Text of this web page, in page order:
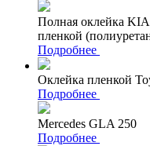
Полная оклейка
пленкой
Подробнее
Оклейка пленкой
Подробнее
Mercedes GLA 250
Подробнее